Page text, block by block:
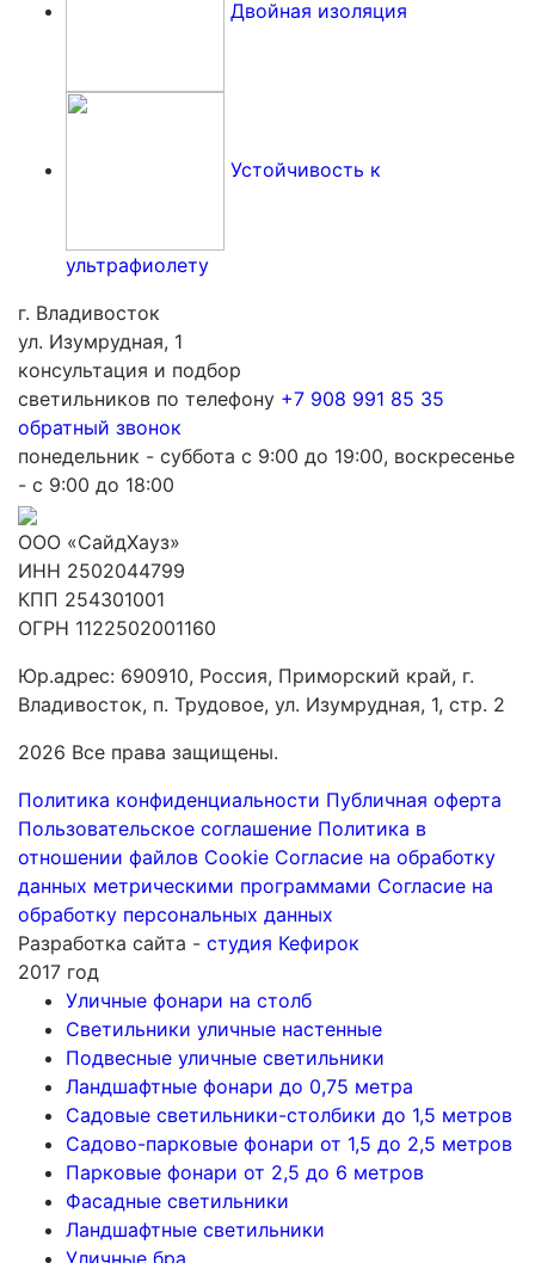
Двойная изоляция
Устойчивость к
ультрафиолету
г. Владивосток
ул. Изумрудная, 1
консультация и подбор
светильников по телефону +7 908 991 85 35
обратный звонок
понедельник - суббота с 9:00 до 19:00, воскресенье
- с 9:00 до 18:00
ООО «СайдХауз»
ИНН 2502044799
КПП 254301001
ОГРН 1122502001160
Юр.адрес: 690910, Россия, Приморский край, г.
Владивосток, п. Трудовое, ул. Изумрудная, 1, стр. 2
2026 Все права защищены.
Политика конфиденциальности Публичная оферта
Пользовательское соглашение Политика в
отношении файлов Cookie Согласие на обработку
данных метрическими программами Согласие на
обработку персональных данных
Разработка сайта - студия Кефирок
2017 год
Уличные фонари на столб
Светильники уличные настенные
Подвесные уличные светильники
Ландшафтные фонари до 0,75 метра
Садовые светильники-столбики до 1,5 метров
Садово-парковые фонари от 1,5 до 2,5 метров
Парковые фонари от 2,5 до 6 метров
Фасадные светильники
Ландшафтные светильники
Уличные бра